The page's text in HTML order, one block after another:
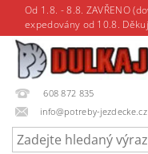
Od 1.8. - 8.8. ZAVŘENO
expedovány od 10.8.
608 872 835
info@potreby-jezdecke.cz